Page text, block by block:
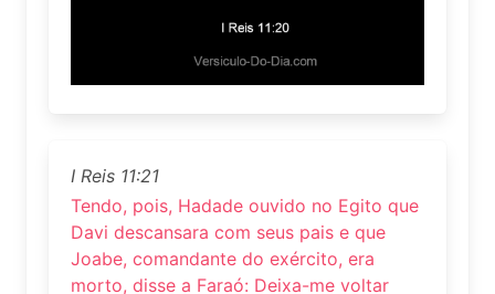
I Reis 11:21
Tendo, pois, Hadade ouvido no Egito que
Davi descansara com seus pais e que
Joabe, comandante do exército, era
morto, disse a Faraó: Deixa-me voltar